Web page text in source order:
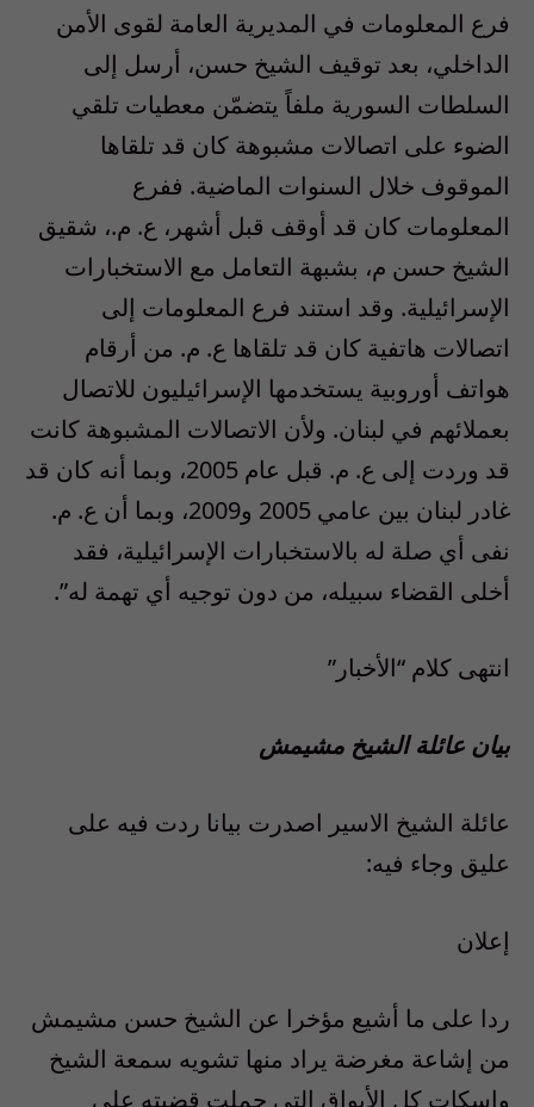
فرع المعلومات في المديرية العامة لقوى الأمن
الداخلي، بعد توقيف الشيخ حسن، أرسل إلى
السلطات السورية ملفاً يتضمّن معطيات تلقي
الضوء على اتصالات مشبوهة كان قد تلقاها
الموقوف خلال السنوات الماضية. ففرع
المعلومات كان قد أوقف قبل أشهر، ع. م.، شقيق
الشيخ حسن م، بشبهة التعامل مع الاستخبارات
الإسرائيلية. وقد استند فرع المعلومات إلى
اتصالات هاتفية كان قد تلقاها ع. م. من أرقام
هواتف أوروبية يستخدمها الإسرائيليون للاتصال
بعملائهم في لبنان. ولأن الاتصالات المشبوهة كانت
قد وردت إلى ع. م. قبل عام 2005، وبما أنه كان قد
غادر لبنان بين عامي 2005 و2009، وبما أن ع. م.
نفى أي صلة له بالاستخبارات الإسرائيلية، فقد
أخلى القضاء سبيله، من دون توجيه أي تهمة له”.
انتهى كلام “الأخبار”
بيان عائلة الشيخ مشيمش
عائلة الشيخ الاسير اصدرت بيانا ردت فيه على
عليق وجاء فيه:
إعلان‏
ردا على ما أشيع مؤخرا عن الشيخ حسن مشيمش
من إشاعة مغرضة يراد منها تشويه سمعة الشيخ
وإسكات كل الأبواق التي حملت قضيته على